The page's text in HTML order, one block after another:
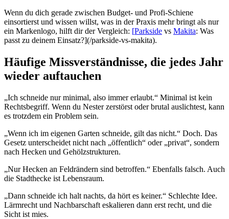
Wenn du dich gerade zwischen Budget- und Profi-Schiene
einsortierst und wissen willst, was in der Praxis mehr bringt als nur
ein Markenlogo, hilft dir der Vergleich: [Parkside vs Makita: Was
passt zu deinem Einsatz?](/parkside-vs-makita).
Häufige Missverständnisse, die jedes Jahr
wieder auftauchen
„Ich schneide nur minimal, also immer erlaubt.“ Minimal ist kein
Rechtsbegriff. Wenn du Nester zerstörst oder brutal auslichtest, kann
es trotzdem ein Problem sein.
„Wenn ich im eigenen Garten schneide, gilt das nicht.“ Doch. Das
Gesetz unterscheidet nicht nach „öffentlich“ oder „privat“, sondern
nach Hecken und Gehölzstrukturen.
„Nur Hecken an Feldrändern sind betroffen.“ Ebenfalls falsch. Auch
die Stadthecke ist Lebensraum.
„Dann schneide ich halt nachts, da hört es keiner.“ Schlechte Idee.
Lärmrecht und Nachbarschaft eskalieren dann erst recht, und die
Sicht ist mies.